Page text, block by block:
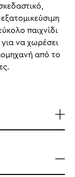
παιχνίδι
να χωρέσει
από το